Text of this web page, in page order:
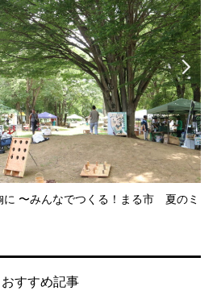
に 〜みんなでつくる！まる市 夏のミ

おすすめ記事